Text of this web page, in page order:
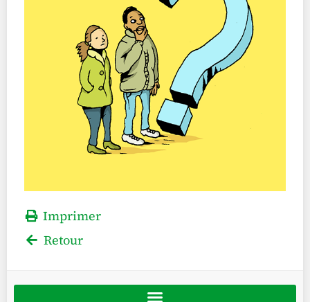
Imprimer
Retour